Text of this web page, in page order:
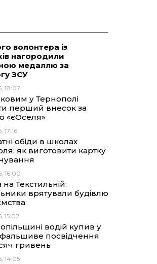
волонтера із
нагородили
медаллю за
ЗСУ
18:07
у Тернополі
перший внесок за
«єОселя»
17:16
обіди в школах
як виготовити картку
16:00
Текстильній:
врятували будівлю
15:02
водій купив у
посвідчення
гривень
14:05